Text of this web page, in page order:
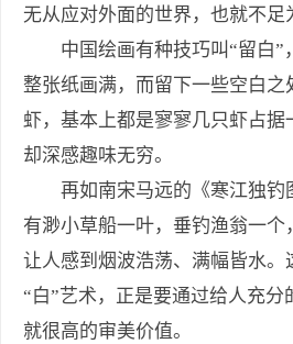
无从应对外面的世界，也就不足
中国绘画有种技巧叫“留白”
整张纸画满，而留下一些空白之
虾，基本上都是寥寥几只虾占据
却深感趣味无穷。
再如南宋马远的《寒江独钓
有渺小草船一叶，垂钓渔翁一个
让人感到烟波浩荡、满幅皆水。
“白”艺术，正是要通过给人充分
就很高的审美价值。